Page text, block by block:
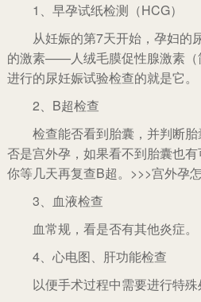
1、早孕试纸检测（HCG）
从妊娠的第7天开始，孕妇的
的激素——人绒毛膜促性腺激素（
进行的尿妊娠试验检查的就是它。
2、B超检查
检查能否看到胎囊，并判断
否是宫外孕，如果看不到胎囊也
你等几天再复查B超。>>>宫外孕
3、血液检查
血常规，看是否有其他炎症。
4、心电图、肝功能检查
以便手术过程中需要进行特殊